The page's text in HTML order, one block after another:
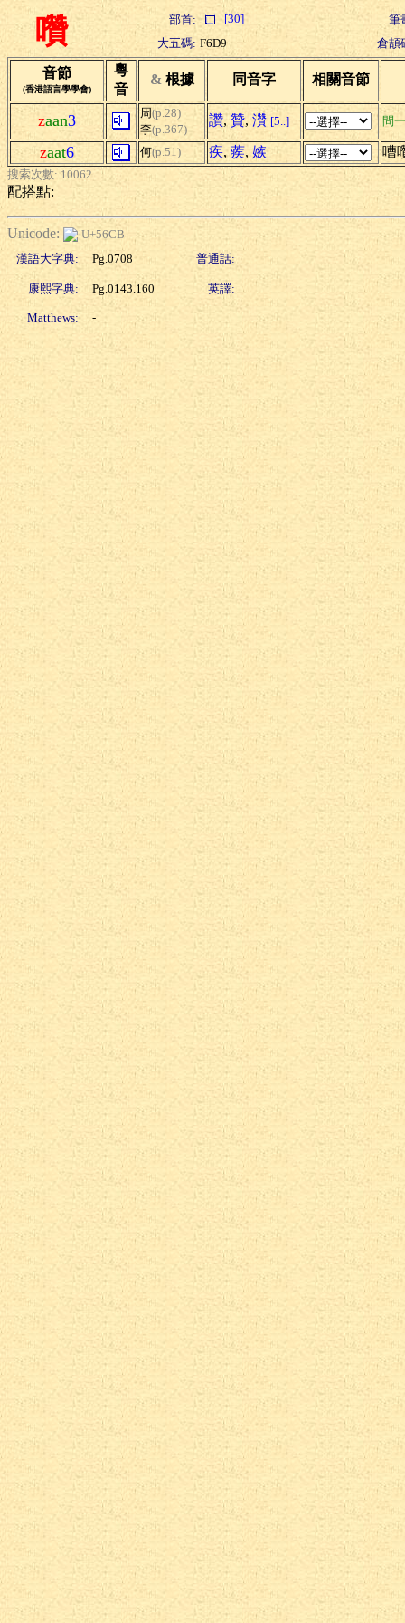
囋 部首: [30]
筆
大五碼: F6D9 倉頡
音節
(香港語言學學會)
粵
音
& 根據 同音字 相關音節
zaan3 周(p.28)
李(p.367)
讚, 贊, 灒 [5..] 問
zaat6 何(p.51) 疾, 蒺, 嫉 嘈
搜索次數: 10062
配搭點:
Unicode:
U+56CB
漢語大字典:
Pg.0708 普通話:
康熙字典: Pg.0143.160 英譯:
Matthews: -